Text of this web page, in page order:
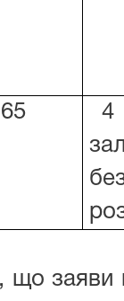
65
4
заяви